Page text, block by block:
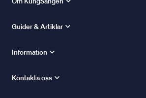
Guider & Artiklar
Information
Kontakta oss